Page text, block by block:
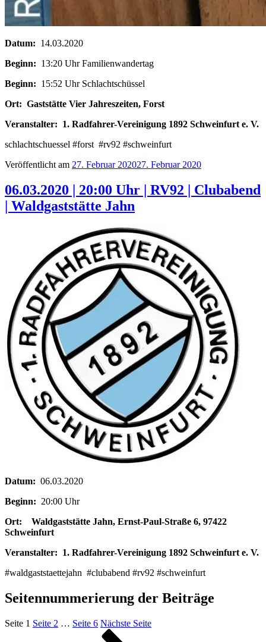
Datum: 14.03.2020
Beginn: 13:20 Uhr Familienwandertag
Beginn: 15:52 Uhr Schlachtschüssel
Ort: Gaststätte Vier Jahreszeiten, Forst
Veranstalter: 1. Radfahrer-Vereinigung 1892 Schweinfurt e. V.
schlachtschuessel #forst #rv92 #schweinfurt
Veröffentlicht am 27. Februar 202027. Februar 2020
06.03.2020 | 20:00 Uhr | RV92 | Clubabend
| Waldgaststätte Jahn
Datum: 06.03.2020
Beginn: 20:00 Uhr
Ort:
Waldgaststätte Jahn, Ernst-Paul-Straße 6, 97422
Schweinfurt
Veranstalter: 1. Radfahrer-Vereinigung 1892 Schweinfurt e. V.
#waldgaststaettejahn‬ ‬ #clubabend #rv92 #schweinfurt
Seitennummerierung der Beiträge
Seite 1 Seite 2 … Seite 6 Nächste Seite